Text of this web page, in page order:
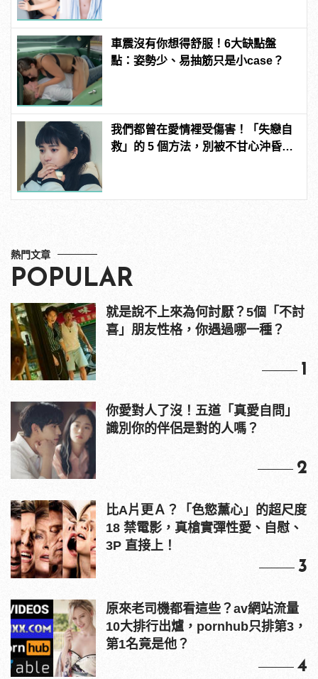
車震沒有你想得舒服！6大缺點盤
點：姿勢少、易抽筋只是小case？
我們都曾在愛情裡受傷害！「失戀自
救」的 5 個方法，別被不甘心沖昏了
熱門文章
POPULAR
就是說不上來為何討厭？5個「不討
喜」朋友性格，你遇過哪一種？
1
你愛對人了沒！五道「真愛自問」
識別你的伴侶是對的人嗎？
2
比A片更Ａ？「色慾薰心」的超尺度
18 禁電影，真槍實彈性愛、自慰、
3P 直接上！
3
原來老司機都看這些？av網站流量
10大排行出爐，pornhub只排第3，
第1名竟是他？
4